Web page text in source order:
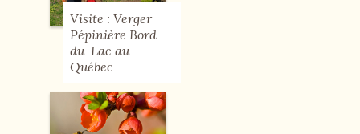
Visite : Verger
Pépinière Bord-
du-Lac au
Québec